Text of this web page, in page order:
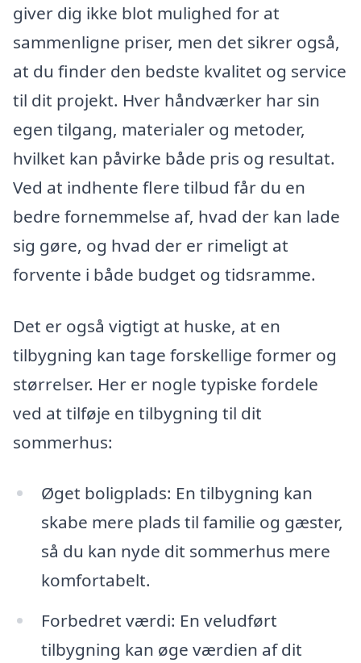
giver dig ikke blot mulighed for at
sammenligne priser, men det sikrer også,
at du finder den bedste kvalitet og service
til dit projekt. Hver håndværker har sin
egen tilgang, materialer og metoder,
hvilket kan påvirke både pris og resultat.
Ved at indhente flere tilbud får du en
bedre fornemmelse af, hvad der kan lade
sig gøre, og hvad der er rimeligt at
forvente i både budget og tidsramme.
Det er også vigtigt at huske, at en
tilbygning kan tage forskellige former og
størrelser. Her er nogle typiske fordele
ved at tilføje en tilbygning til dit
sommerhus:
Øget boligplads: En tilbygning kan
skabe mere plads til familie og gæster,
så du kan nyde dit sommerhus mere
komfortabelt.
Forbedret værdi: En veludført
tilbygning kan øge værdien af dit